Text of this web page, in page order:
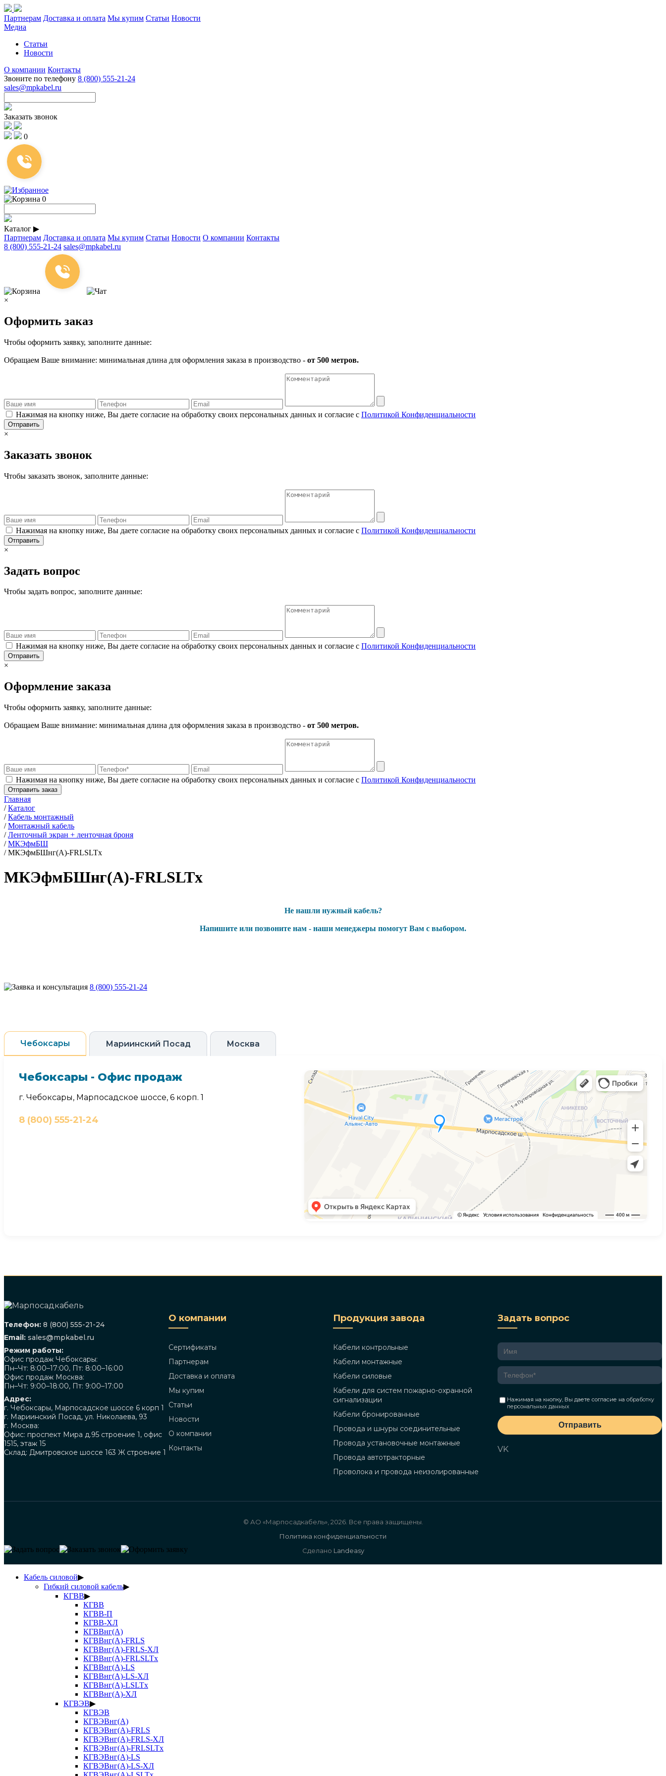
Партнерам Доставка и оплата Мы купим Статьи Новости
Медиа
Статьи
Новости
О компании Контакты
Звоните по телефону 8 (800) 555-21-24
sales@mpkabel.ru
Заказать звонок
0
0
Каталог ▶
Партнерам Доставка и оплата Мы купим Статьи Новости О компании Контакты
8 (800) 555-21-24 sales@mpkabel.ru
×
Оформить заказ
Чтобы оформить заявку, заполните данные:
Обращаем Ваше внимание: минимальная длина для оформления заказа в производство - от 500 метров.
Нажимая на кнопку ниже, Вы даете согласие на обработку своих персональных данных и согласие с Политикой Конфиденциальности
Отправить
×
Заказать звонок
Чтобы заказать звонок, заполните данные:
Нажимая на кнопку ниже, Вы даете согласие на обработку своих персональных данных и согласие с Политикой Конфиденциальности
Отправить
×
Задать вопрос
Чтобы задать вопрос, заполните данные:
Нажимая на кнопку ниже, Вы даете согласие на обработку своих персональных данных и согласие с Политикой Конфиденциальности
Отправить
×
Оформление заказа
Чтобы оформить заявку, заполните данные:
Обращаем Ваше внимание: минимальная длина для оформления заказа в производство - от 500 метров.
Нажимая на кнопку ниже, Вы даете согласие на обработку своих персональных данных и согласие с Политикой Конфиденциальности
Отправить заказ
Главная
/Каталог
/Кабель монтажный
/Монтажный кабель
/Ленточный экран + ленточная броня
/МКЭфмБШ
/МКЭфмБШнг(А)-FRLSLTx
МКЭфмБШнг(А)-FRLSLTx
Не нашли нужный кабель?
Напишите или позвоните нам - наши менеджеры помогут Вам с выбором.
8 (800) 555-21-24
Чебоксары Мариинский Посад Москва
Чебоксары - Офис продаж
г. Чебоксары, Марпосадское шоссе, 6 корп. 1
8 (800) 555-21-24
Телефон: 8 (800) 555-21-24
Email: sales@mpkabel.ru
Режим работы:
Офис продаж Чебоксары:
Пн–Чт: 8:00–17:00, Пт: 8:00–16:00
Офис продаж Москва:
Пн–Чт: 9:00–18:00, Пт: 9:00–17:00
Адрес:
г. Чебоксары, Марпосадское шоссе 6 корп 1
г. Мариинский Посад, ул. Николаева, 93
г. Москва:
Офис: проспект Мира д.95 строение 1, офис
1515, этаж 15
Склад: Дмитровское шоссе 163 Ж строение 1
О компании
Сертификаты
Партнерам
Доставка и оплата
Мы купим
Статьи
Новости
О компании
Контакты
Продукция завода
Кабели контрольные
Кабели монтажные
Кабели силовые
Кабели для систем пожарно-охранной
сигнализации
Кабели бронированные
Провода и шнуры соединительные
Провода установочные монтажные
Провода автотракторные
Проволока и провода неизолированные
Задать вопрос
Нажимая на кнопку, Вы даете согласие на обработку
персональных данных
Отправить
VK
© АО «Марпосадкабель», 2026. Все права защищены.
Политика конфиденциальности
Сделано Landeasy
Кабель силовой▶
Гибкий силовой кабель▶
КГВВ▶
КГВВ
КГВВ-П
КГВВ-ХЛ
КГВВнг(А)
КГВВнг(А)-FRLS
КГВВнг(А)-FRLS-ХЛ
КГВВнг(А)-FRLSLTx
КГВВнг(А)-LS
КГВВнг(А)-LS-ХЛ
КГВВнг(А)-LSLTx
КГВВнг(А)-ХЛ
КГВЭВ▶
КГВЭВ
КГВЭВнг(А)
КГВЭВнг(А)-FRLS
КГВЭВнг(А)-FRLS-ХЛ
КГВЭВнг(А)-FRLSLTx
КГВЭВнг(А)-LS
КГВЭВнг(А)-LS-ХЛ